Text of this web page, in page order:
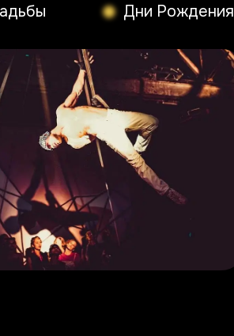
Дни Рождения